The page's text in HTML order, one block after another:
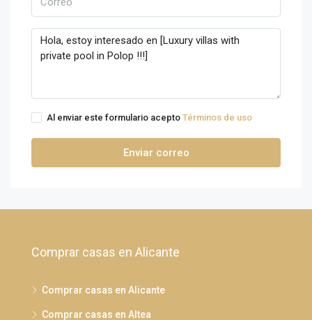
Al enviar este formulario acepto Términos de uso
Enviar correo
Comprar casas en Alicante
Comprar casas en Alicante
Comprar casas en Altea